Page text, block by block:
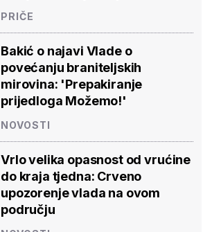
PRIČE
Bakić o najavi Vlade o
povećanju braniteljskih
mirovina: 'Prepakiranje
prijedloga Možemo!'
NOVOSTI
Vrlo velika opasnost od vrućine
do kraja tjedna: Crveno
upozorenje vlada na ovom
području